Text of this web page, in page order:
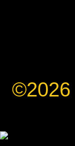
©2026